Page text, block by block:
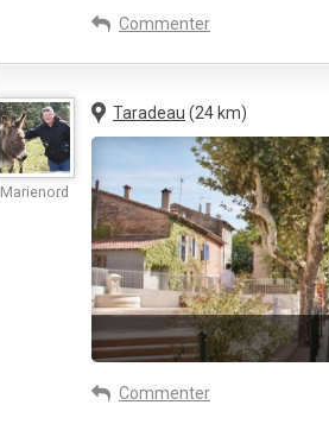
Commenter
Marienord
Taradeau (24 km)
Commenter